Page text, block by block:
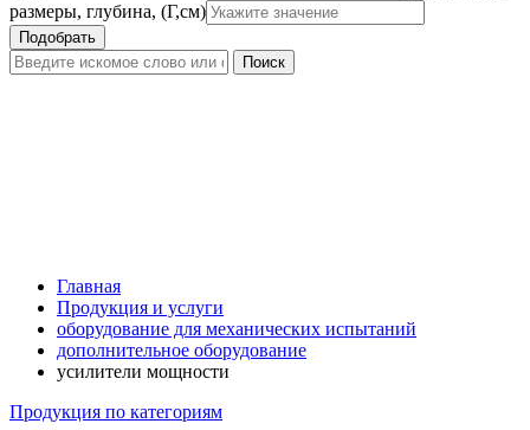
размеры, глубина, (Г,см)
Главная
Продукция и услуги
оборудование для механических испытаний
дополнительное оборудование
усилители мощности
Продукция по категориям